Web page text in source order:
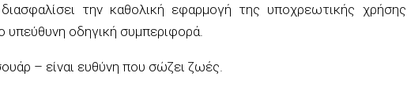
την καθολική εφαρμογή της υποχρεωτικής χρήσης
υπεύθυνη οδηγική συμπεριφορά.
– είναι ευθύνη που σώζει ζωές